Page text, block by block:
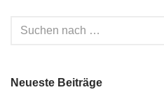
Neueste Beiträge